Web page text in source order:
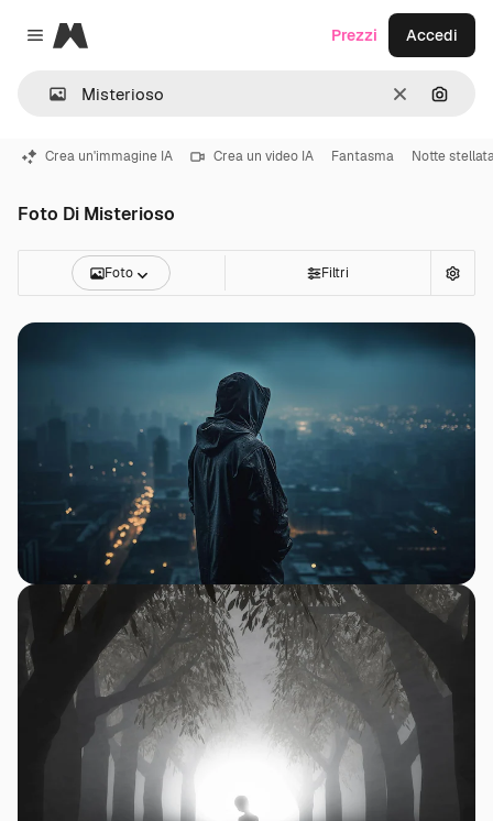
Close menu
Magnific
CancellaCerca
Prezzi Accedi
Crea un'immagine IA Crea un video IA Fantasma Notte
Foto Di Misterioso
Foto Filtri